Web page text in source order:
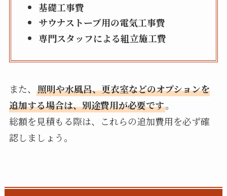
基礎工事費
サウナストーブ用の電気工事費
専門スタッフによる組立施工費
また、 照明や水風呂、更衣室などのオプションを
追加する場合は、別途費用が必要です。
総額を見積もる際は、これらの追加費用を必ず確
認しましょう。